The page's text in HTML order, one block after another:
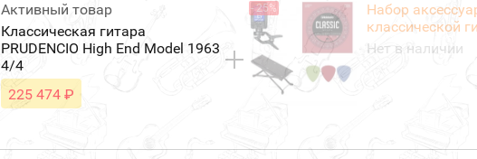
Активный товар
Классическая гитара
PRUDENCIO High End Model 1963
4/4
225 474 ₽
- 25%
Набор
классической
Нет в наличии